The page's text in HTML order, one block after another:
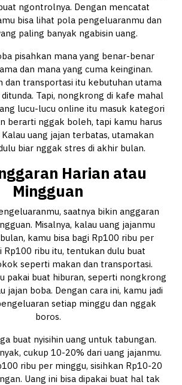
ngontrolnya. Dengan mencatat
bisa lihat pola pengeluaranmu dan
paling banyak ngabisin uang.
pisahkan mana yang benar-benar
dan mana yang cuma keinginan.
dan transportasi itu kebutuhan utama
Tapi, nongkrong di kafe mahal
lucu-lucu online itu masuk kategori
berarti nggak boleh, tapi kamu harus
uang jajan terbatas, utamakan
biar nggak stres di akhir bulan.
Harian atau
Mingguan
saatnya bikin anggaran
Misalnya, kalau uang jajanmu
kamu bisa bagi Rp100 ribu per
Rp100 ribu itu, tentukan dulu buat
seperti makan dan transportasi.
pakai buat hiburan, seperti nongkrong
jajan boba. Dengan cara ini, kamu jadi
setiap minggu dan nggak
boros.
buat nyisihin uang untuk tabungan.
cukup 10-20% dari uang jajanmu.
ribu per minggu, sisihkan Rp10-20
Uang ini bisa dipakai buat hal tak